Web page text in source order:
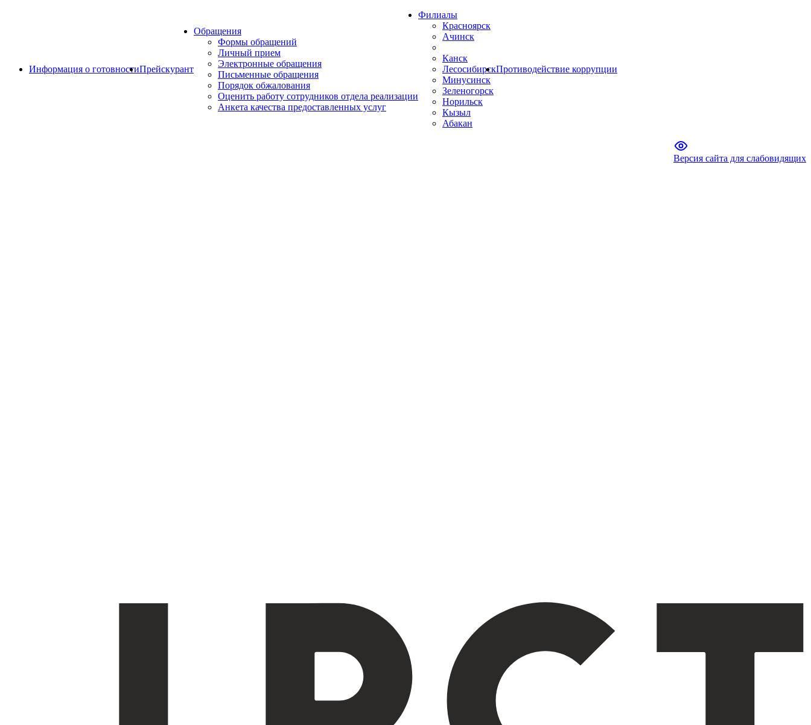
Информация о готовностиПрейскурант
Обращения
Формы обращений
Личный прием
Электронные обращения
Письменные обращения
Порядок обжалования
Оценить работу сотрудников отдела реализации
Анкета качества предоставленных услуг
Филиалы
Красноярск
Ачинск
Канск
Лесосибирск
Минусинск
Зеленогорск
Норильск
Кызыл
Абакан
Противодействие коррупции
Версия сайта для слабовидящих